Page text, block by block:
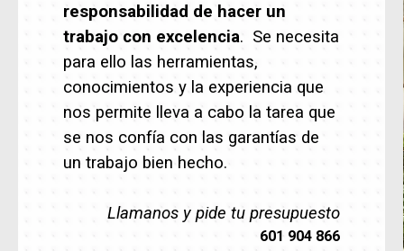
responsabilidad de hacer un
trabajo con excelencia. Se necesita
para ello las herramientas,
conocimientos y la experiencia que
nos permite lleva a cabo la tarea que
se nos confía con las garantías de
un trabajo bien hecho.
Llamanos y pide tu presupuesto
601 904 866